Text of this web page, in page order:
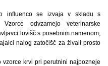
influenco se izvaja v skladu s
odvzamejo veterinarske
lovišč s posebnim namenom,
nalog zatočišč za živali prosto
krvi pri perutnini najpozneje